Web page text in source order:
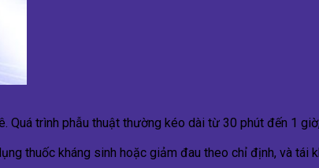
Quá trình phẫu thuật thường kéo dài từ 30 phút đến 1
thuốc kháng sinh hoặc giảm đau theo chỉ định, và tái